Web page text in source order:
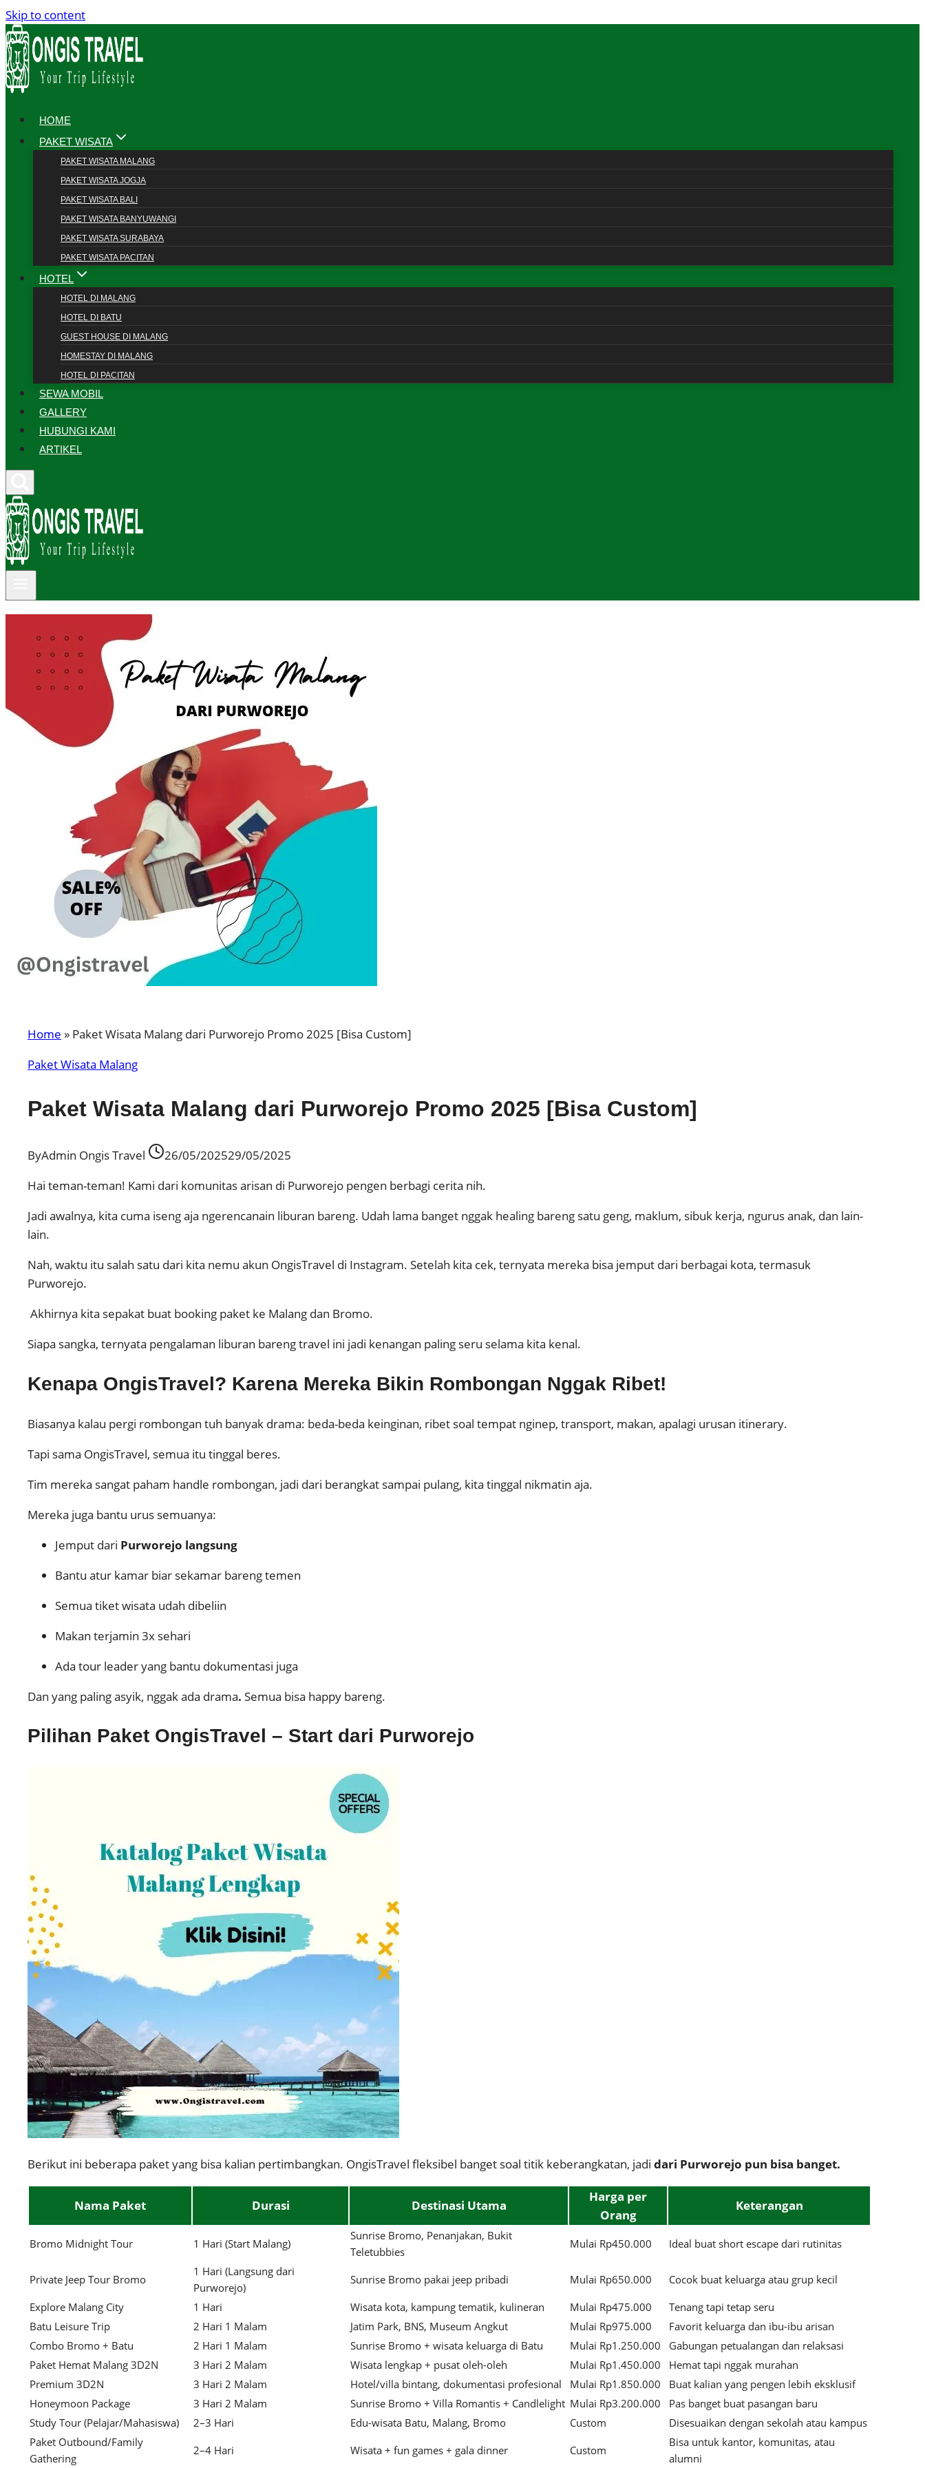
Skip to content
HOME
PAKET WISATA
PAKET WISATA MALANG
PAKET WISATA JOGJA
PAKET WISATA BALI
PAKET WISATA BANYUWANGI
PAKET WISATA SURABAYA
PAKET WISATA PACITAN
HOTEL
HOTEL DI MALANG
HOTEL DI BATU
GUEST HOUSE DI MALANG
HOMESTAY DI MALANG
HOTEL DI PACITAN
SEWA MOBIL
GALLERY
HUBUNGI KAMI
ARTIKEL
Home » Paket Wisata Malang dari Purworejo Promo 2025 [Bisa Custom]
Paket Wisata Malang
Paket Wisata Malang dari Purworejo Promo 2025 [Bisa Custom]
ByAdmin Ongis Travel 26/05/202529/05/2025
Hai teman-teman! Kami dari komunitas arisan di Purworejo pengen berbagi cerita nih.
Jadi awalnya, kita cuma iseng aja ngerencanain liburan bareng. Udah lama banget nggak healing bareng satu geng, maklum, sibuk kerja, ngurus anak, dan lain-
lain.
Nah, waktu itu salah satu dari kita nemu akun OngisTravel di Instagram. Setelah kita cek, ternyata mereka bisa jemput dari berbagai kota, termasuk
Purworejo.
Akhirnya kita sepakat buat booking paket ke Malang dan Bromo.
Siapa sangka, ternyata pengalaman liburan bareng travel ini jadi kenangan paling seru selama kita kenal.
Kenapa OngisTravel? Karena Mereka Bikin Rombongan Nggak Ribet!
Biasanya kalau pergi rombongan tuh banyak drama: beda-beda keinginan, ribet soal tempat nginep, transport, makan, apalagi urusan itinerary.
Tapi sama OngisTravel, semua itu tinggal beres.
Tim mereka sangat paham handle rombongan, jadi dari berangkat sampai pulang, kita tinggal nikmatin aja.
Mereka juga bantu urus semuanya:
Jemput dari Purworejo langsung
Bantu atur kamar biar sekamar bareng temen
Semua tiket wisata udah dibeliin
Makan terjamin 3x sehari
Ada tour leader yang bantu dokumentasi juga
Dan yang paling asyik, nggak ada drama. Semua bisa happy bareng.
Pilihan Paket OngisTravel – Start dari Purworejo
Berikut ini beberapa paket yang bisa kalian pertimbangkan. OngisTravel fleksibel banget soal titik keberangkatan, jadi dari Purworejo pun bisa banget.
Nama Paket Durasi Destinasi Utama
Harga per
Orang
Keterangan
Bromo Midnight Tour 1 Hari (Start Malang)
Sunrise Bromo, Penanjakan, Bukit
Teletubbies
Mulai Rp450.000 Ideal buat short escape dari rutinitas
Private Jeep Tour Bromo
1 Hari (Langsung dari
Purworejo)
Sunrise Bromo pakai jeep pribadi Mulai Rp650.000
Cocok buat keluarga atau grup kecil
Explore Malang City
1 Hari Wisata kota, kampung tematik, kulineran Mulai Rp475.000
Tenang tapi tetap seru
Batu Leisure Trip
2 Hari 1 Malam Jatim Park, BNS, Museum Angkut Mulai Rp975.000
Favorit keluarga dan ibu-ibu arisan
Combo Bromo + Batu
2 Hari 1 Malam Sunrise Bromo + wisata keluarga di Batu Mulai Rp1.250.000
Gabungan petualangan dan relaksasi
Paket Hemat Malang 3D2N
3 Hari 2 Malam Wisata lengkap + pusat oleh-oleh Mulai Rp1.450.000
Hemat tapi nggak murahan
Premium 3D2N
3 Hari 2 Malam Hotel/villa bintang, dokumentasi profesional Mulai Rp1.850.000
Buat kalian yang pengen lebih eksklusif
Honeymoon Package
3 Hari 2 Malam Sunrise Bromo + Villa Romantis + Candlelight Mulai Rp3.200.000
Pas banget buat pasangan baru
Study Tour (Pelajar/Mahasiswa)
2–3 Hari Edu-wisata Batu, Malang, Bromo Custom
Disesuaikan dengan sekolah atau kampus
Paket Outbound/Family
Gathering
2–4 Hari Wisata + fun games + gala dinner Custom
Bisa untuk kantor, komunitas, atau
alumni